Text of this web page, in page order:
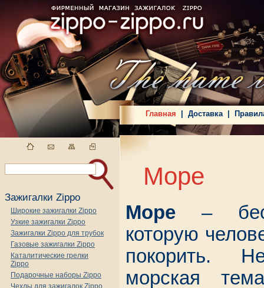
Главная Доставка
Зажигалки Zippo
Широкие зажигалки Zippo
Узкие зажигалки Zippo
Зажигалки Zippo для трубок
Газовые зажигалки Zippo
Каталитические грелки
Zippo
Подарочные наборы Zippo
Чехлы для зажигалок Zippo
Море
Море –
которую
покорить.
морская